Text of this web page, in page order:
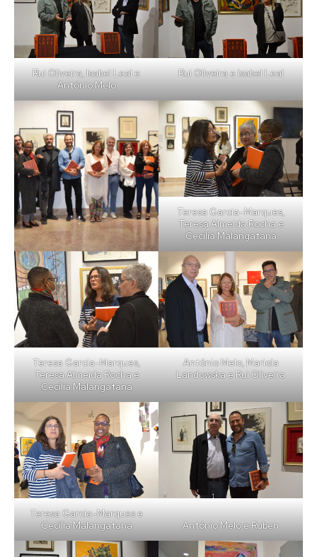
Rui Oliveira, Isabel Leal e
António Melo
Rui Oliveira e Isabel Leal
Teresa Garcia-Marques,
Teresa Almeida Rocha e
Cecília Malangatana
Teresa Garcia-Marques,
Teresa Almeida Rocha e
Cecília Malangatana
António Melo, Mariola
Landowska e Rui Oliveira
Teresa Garcia-Marques e
Cecília Malangatana
António Melo e Ruben